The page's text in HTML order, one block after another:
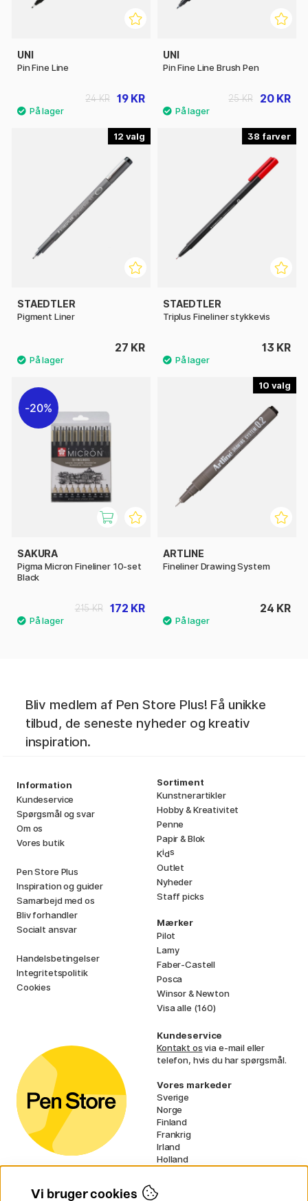
UNI
Pin Fine Line
19 KR
24 KR
UNI
Pin Fine Line Brush Pen
20 KR
25 KR
12
STAEDTLER
Pigment Liner
27 KR
38
STAEDTLER
Triplus Fineliner stykkevis
13 KR
20%
SAKURA
Pigma Micron Fineliner 10-set
Black
172 KR
215 KR
10
ARTLINE
Fineliner Drawing System
24 KR
Bliv medlem af Pen Store Plus! Få unikke
tilbud, de seneste nyheder og kreativ
inspiration.
Information
Kundeservice
Spørgsmål og svar
Om os
Vores butik
Pen Store Plus
Inspiration og guider
Samarbejd med os
Bliv forhandler
Socialt ansvar
Handelsbetingelser
Integritetspolitik
Cookies
Sortiment
Kunstnerartikler
Hobby & Kreativitet
Penne
Papir & Blok
Kids
Outlet
Nyheder
Staff picks
Mærker
Pilot
Lamy
Faber-Castell
Posca
Winsor & Newton
Visa alle (160)
Kundeservice
Kontakt osvia e-mail eller
telefon, hvis du har spørgsmål.
Vores markeder
Sverige
Norge
Finland
Frankrig
Irland
Holland
EU
Vi bruger cookies